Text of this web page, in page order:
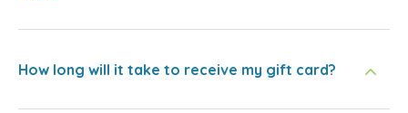
How long will it take to receive my gift card?